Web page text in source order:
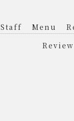
Staff Menu